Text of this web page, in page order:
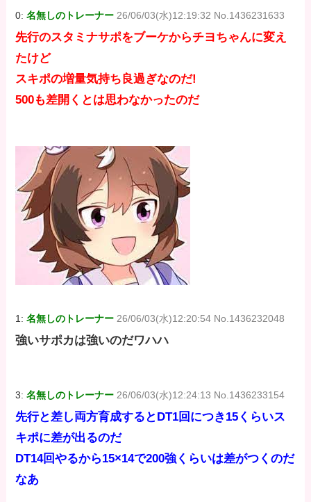
0:名無しのトレーナー 26/06/03(水)12:19:32 No.1436231633
先行のスタミナサポをブーケからチヨちゃんに変え
たけど
スキポの増量気持ち良過ぎなのだ!
500も差開くとは思わなかったのだ
1:名無しのトレーナー 26/06/03(水)12:20:54 No.1436232048
強いサポカは強いのだワハハ
3:名無しのトレーナー 26/06/03(水)12:24:13 No.1436233154
先行と差し両方育成するとDT1回につき15くらいス
キポに差が出るのだ
DT14回やるから15×14で200強くらいは差がつくのだ
なあ